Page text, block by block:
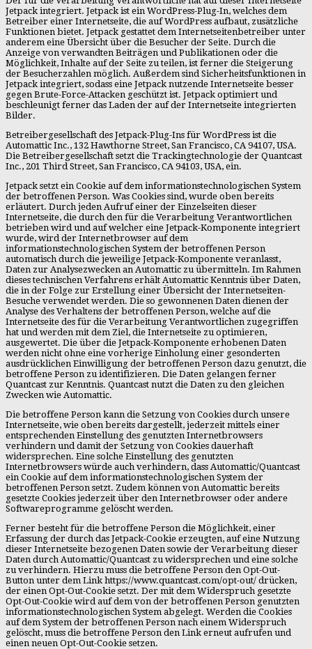
Jetpack integriert. Jetpack ist ein WordPress-Plug-In, welches dem
Betreiber einer Internetseite, die auf WordPress aufbaut, zusätzliche
Funktionen bietet. Jetpack gestattet dem Internetseitenbetreiber unter
anderem eine Übersicht über die Besucher der Seite. Durch die
Anzeige von verwandten Beiträgen und Publikationen oder die
Möglichkeit, Inhalte auf der Seite zu teilen, ist ferner die Steigerung
der Besucherzahlen möglich. Außerdem sind Sicherheitsfunktionen in
Jetpack integriert, sodass eine Jetpack nutzende Internetseite besser
gegen Brute-Force-Attacken geschützt ist. Jetpack optimiert und
beschleunigt ferner das Laden der auf der Internetseite integrierten
Bilder.
Betreibergesellschaft des Jetpack-Plug-Ins für WordPress ist die
Automattic Inc., 132 Hawthorne Street, San Francisco, CA 94107, USA.
Die Betreibergesellschaft setzt die Trackingtechnologie der Quantcast
Inc., 201 Third Street, San Francisco, CA 94103, USA, ein.
Jetpack setzt ein Cookie auf dem informationstechnologischen System
der betroffenen Person. Was Cookies sind, wurde oben bereits
erläutert. Durch jeden Aufruf einer der Einzelseiten dieser
Internetseite, die durch den für die Verarbeitung Verantwortlichen
betrieben wird und auf welcher eine Jetpack-Komponente integriert
wurde, wird der Internetbrowser auf dem
informationstechnologischen System der betroffenen Person
automatisch durch die jeweilige Jetpack-Komponente veranlasst,
Daten zur Analysezwecken an Automattic zu übermitteln. Im Rahmen
dieses technischen Verfahrens erhält Automattic Kenntnis über Daten,
die in der Folge zur Erstellung einer Übersicht der Internetseiten-
Besuche verwendet werden. Die so gewonnenen Daten dienen der
Analyse des Verhaltens der betroffenen Person, welche auf die
Internetseite des für die Verarbeitung Verantwortlichen zugegriffen
hat und werden mit dem Ziel, die Internetseite zu optimieren,
ausgewertet. Die über die Jetpack-Komponente erhobenen Daten
werden nicht ohne eine vorherige Einholung einer gesonderten
ausdrücklichen Einwilligung der betroffenen Person dazu genutzt, die
betroffene Person zu identifizieren. Die Daten gelangen ferner
Quantcast zur Kenntnis. Quantcast nutzt die Daten zu den gleichen
Zwecken wie Automattic.
Die betroffene Person kann die Setzung von Cookies durch unsere
Internetseite, wie oben bereits dargestellt, jederzeit mittels einer
entsprechenden Einstellung des genutzten Internetbrowsers
verhindern und damit der Setzung von Cookies dauerhaft
widersprechen. Eine solche Einstellung des genutzten
Internetbrowsers würde auch verhindern, dass Automattic/Quantcast
ein Cookie auf dem informationstechnologischen System der
betroffenen Person setzt. Zudem können von Automattic bereits
gesetzte Cookies jederzeit über den Internetbrowser oder andere
Softwareprogramme gelöscht werden.
Ferner besteht für die betroffene Person die Möglichkeit, einer
Erfassung der durch das Jetpack-Cookie erzeugten, auf eine Nutzung
dieser Internetseite bezogenen Daten sowie der Verarbeitung dieser
Daten durch Automattic/Quantcast zu widersprechen und eine solche
zu verhindern. Hierzu muss die betroffene Person den Opt-Out-
Button unter dem Link https://www.quantcast.com/opt-out/ drücken,
der einen Opt-Out-Cookie setzt. Der mit dem Widerspruch gesetzte
Opt-Out-Cookie wird auf dem von der betroffenen Person genutzten
informationstechnologischen System abgelegt. Werden die Cookies
auf dem System der betroffenen Person nach einem Widerspruch
gelöscht, muss die betroffene Person den Link erneut aufrufen und
einen neuen Opt-Out-Cookie setzen.